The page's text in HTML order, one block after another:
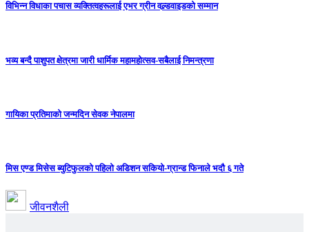
विभिन्न विधाका पचास व्यक्तित्वहरूलाई एभर ग्रीन वल्र्डवाइडको सम्मान
भव्य बन्दै पाशुपत क्षेत्रमा जारी धार्मिक महामहोत्सव-सबैलाई निमन्त्रणा
गायिका प्रतिमाको जन्मदिन सेवक नेपालमा
मिस एण्ड मिसेस ब्युटिफुलको पहिलो अडिशन सकियो-ग्रान्ड फिनाले भदौ ६ गते
जीवनशैली